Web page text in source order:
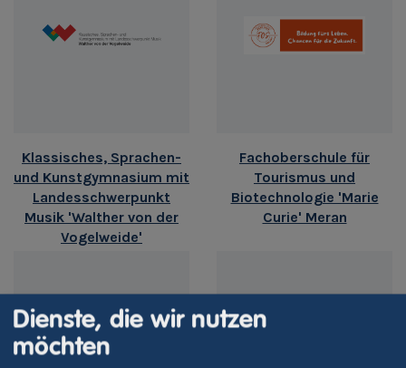
Klassisches, Sprachen-
und Kunstgymnasium mit
Landesschwerpunkt
Musik 'Walther von der
Vogelweide'
Fachoberschule für
Tourismus und
Biotechnologie 'Marie
Curie' Meran
Dienste, die wir nutzen
möchten